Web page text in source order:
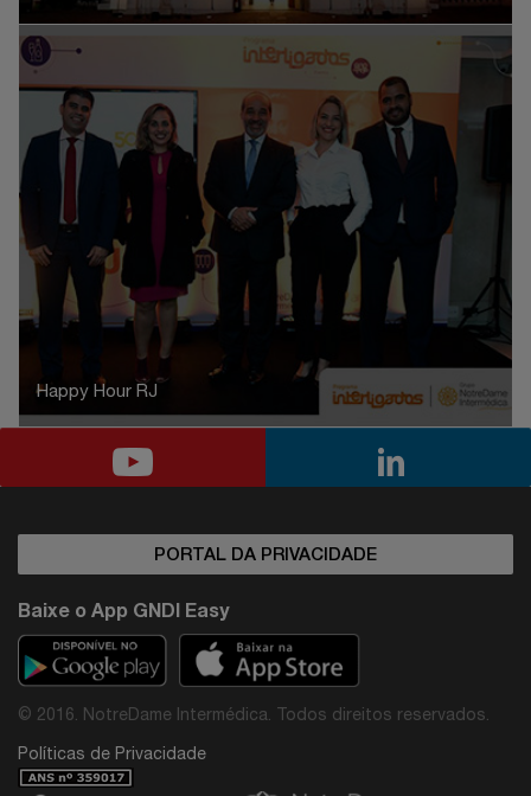
Happy Hour RJ
PORTAL DA PRIVACIDADE
Baixe o App GNDI Easy
© 2016. NotreDame Intermédica. Todos direitos reservados.
Políticas de Privacidade